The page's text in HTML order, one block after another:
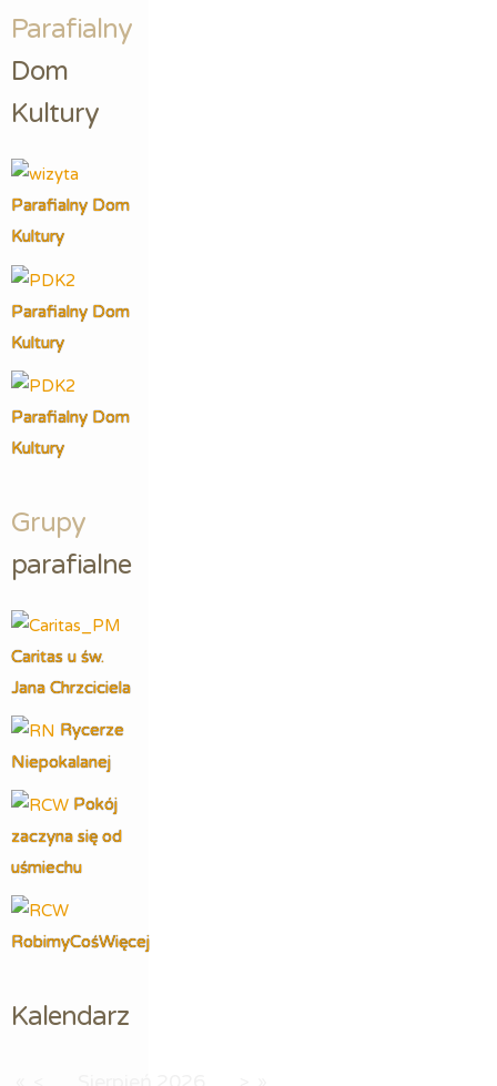
Parafialny
Dom
Kultury
Parafialny Dom
Kultury
Parafialny Dom
Kultury
Parafialny Dom
Kultury
Grupy
parafialne
Caritas u św.
Jana Chrzciciela
Rycerze
Niepokalanej
Pokój
zaczyna się od
uśmiechu
RobimyCośWięcej
Kalendarz